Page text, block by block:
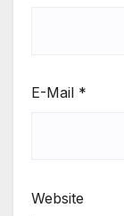
E-Mail *
Website